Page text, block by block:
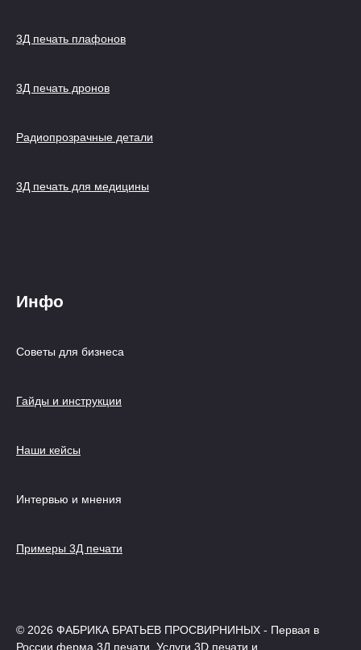
3Д печать плафонов
3Д печать дронов
Радиопрозрачные детали
3Д печать для медицины
Инфо
Советы для бизнеса
Гайды и инструкции
Наши кейсы
Интервью и мнения
Примеры 3Д печати
© 2026 ФАБРИКА БРАТЬЕВ ПРОСВИРНИНЫХ - Первая в
России ферма 3Д печати, Услуги 3D печати и